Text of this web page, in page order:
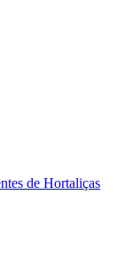
de Hortaliças